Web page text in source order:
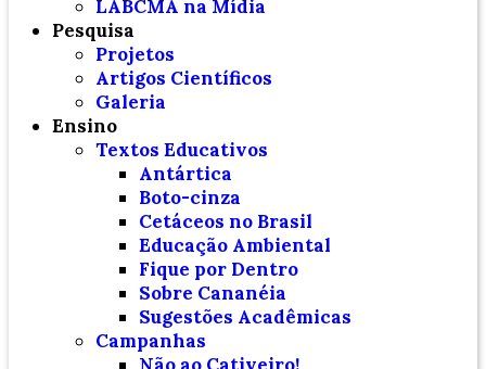
LABCMA na Mídia
Pesquisa
Projetos
Artigos Científicos
Galeria
Ensino
Textos Educativos
Antártica
Boto-cinza
Cetáceos no Brasil
Educação Ambiental
Fique por Dentro
Sobre Cananéia
Sugestões Acadêmicas
Campanhas